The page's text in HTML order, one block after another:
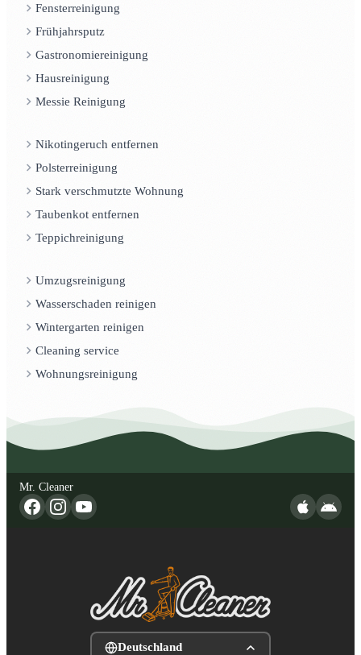
Fensterreinigung
Frühjahrsputz
Gastronomiereinigung
Hausreinigung
Messie Reinigung
Nikotingeruch entfernen
Polsterreinigung
Stark verschmutzte Wohnung
Taubenkot entfernen
Teppichreinigung
Umzugsreinigung
Wasserschaden reinigen
Wintergarten reinigen
Cleaning service
Wohnungsreinigung
Mr. Cleaner
Deutschland